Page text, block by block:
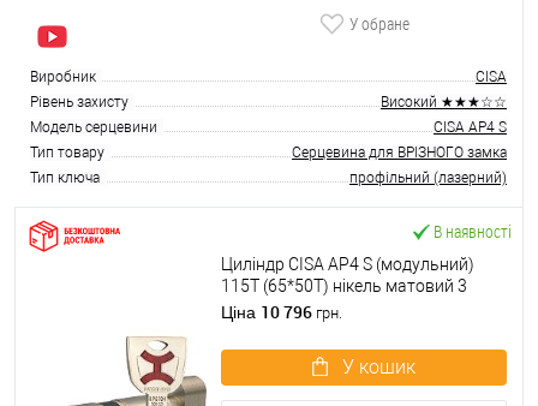
У обране
Виробник
CISA
Рівень захисту
Високий ★★★☆☆
Модель серцевини
CISA AP4 S
Тип товару
Серцевина для ВРІЗНОГО замка
Тип ключа
профільний (лазерний)
В наявності
Циліндр CISA AP4 S (модульний)
115T (65*50T) нікель матовий 3
ключі
Ціна 10 796 грн.
У кошик